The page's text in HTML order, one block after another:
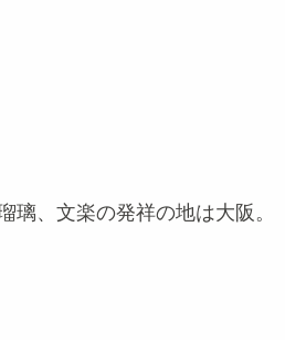
璃、文楽の発祥の地は大阪。